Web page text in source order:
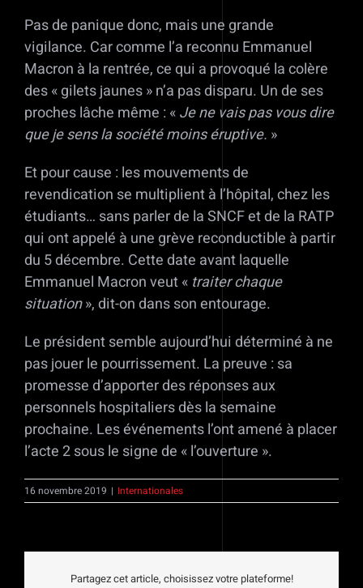
Pas de panique donc, mais une grande
vigilance. Car comme l’a reconnu Emmanuel
Macron à la rentrée, ce qui a provoqué la colère
des « gilets jaunes » n’a pas disparu. Un de ses
proches lâche même : «Je ne vais pas vous dire
que je sens la société moins éruptive. »
Et pour cause : les mouvements de
revendication se multiplient à l’hôpital, chez les
étudiants… sans parler de la SNCF et de la RATP
qui ont appelé à une grève reconductible à partir
du 5 décembre. Cette date avant laquelle
Emmanuel Macron veut « traiter chaque
situation», dit-on dans son entourage.
Le président semble aujourd’hui déterminé à ne
pas jouer le pourrissement. La preuve : sa
promesse d’apporter des réponses aux
personnels hospitaliers dès la semaine
prochaine. Les événements l’ont amené à placer
l’acte 2 sous le signe de « l’ouverture ».
16 novembre 2019 | Internationales
Partagez cet article, choisissez votre plateforme!